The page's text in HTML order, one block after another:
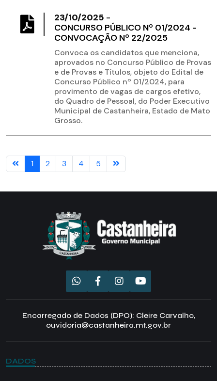
23/10/2025 -
CONCURSO PÚBLICO Nº 01/2024 -
CONVOCAÇÃO Nº 22/2025
Convoca os candidatos que menciona,
aprovados no Concurso Público de Provas
e de Provas e Títulos, objeto do Edital de
Concurso Público nº 01/2024, para
provimento de vagas de cargos efetivo,
do Quadro de Pessoal, do Poder Executivo
Municipal de Castanheira, Estado de Mato
Grosso.
1 2 3 4 5
Encarregado de Dados (DPO): Cleire Carvalho,
ouvidoria@castanheira.mt.gov.br
DADOS